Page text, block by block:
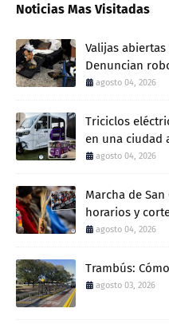
Noticias Mas Visitadas
Valijas
Denuncian
agosto 04, 2026
Triciclos
en una ciudad
agosto 04, 2026
Marcha de San
horarios y
agosto 04, 2026
Trambús:
agosto 03, 2026